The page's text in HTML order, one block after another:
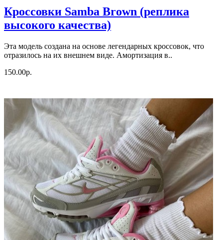
Кроссовки Samba Brown (реплика
высокого качества)
Эта модель создана на основе легендарных кроссовок, что
отразилось на их внешнем виде. Амортизация в..
150.00р.